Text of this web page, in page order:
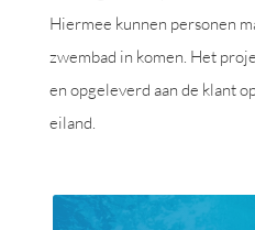
Hiermee kunnen personen
zwembad in komen. Het
en opgeleverd aan de klant
eiland.